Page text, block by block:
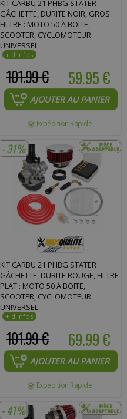
KIT CARBU 21 PHBG STATER
GÂCHETTE, DURITE NOIR, GROS
FILTRE : MOTO 50 À BOITE,
SCOOTER, CYCLOMOTEUR
UNIVERSEL
59.95 €
101.99 €
AJOUTER AU PANIER
Expédition Rapide
- 31%
KIT CARBU 21 PHBG STATER
GÂCHETTE, DURITE ROUGE, FILTRE
PLAT : MOTO 50 À BOITE,
SCOOTER, CYCLOMOTEUR
UNIVERSEL
69.99 €
101.99 €
AJOUTER AU PANIER
Expédition Rapide
- 41%